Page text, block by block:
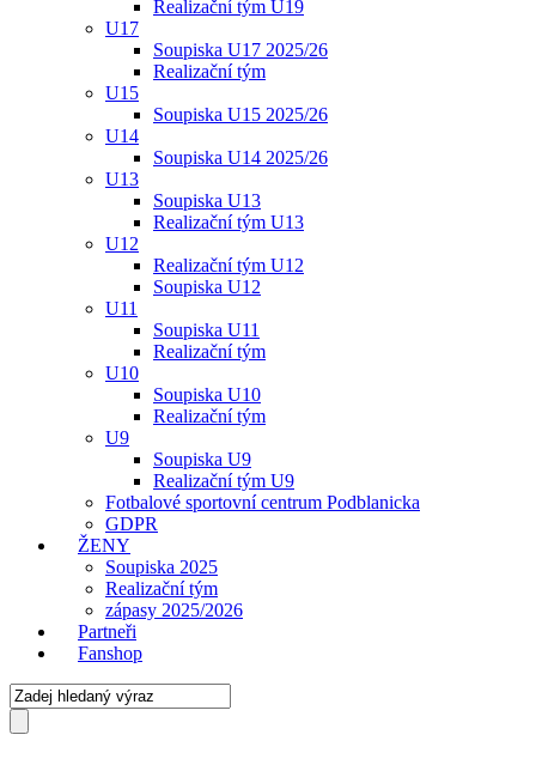
Realizační tým U19
U17
Soupiska U17 2025/26
Realizační tým
U15
Soupiska U15 2025/26
U14
Soupiska U14 2025/26
U13
Soupiska U13
Realizační tým U13
U12
Realizační tým U12
Soupiska U12
U11
Soupiska U11
Realizační tým
U10
Soupiska U10
Realizační tým
U9
Soupiska U9
Realizační tým U9
Fotbalové sportovní centrum Podblanicka
GDPR
ŽENY
Soupiska 2025
Realizační tým
zápasy 2025/2026
Partneři
Fanshop